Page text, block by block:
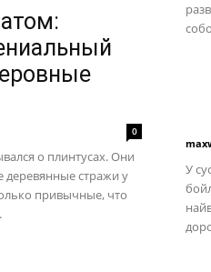
0
о плинтусах. Они
деревянные стражи у
привычные, что
У